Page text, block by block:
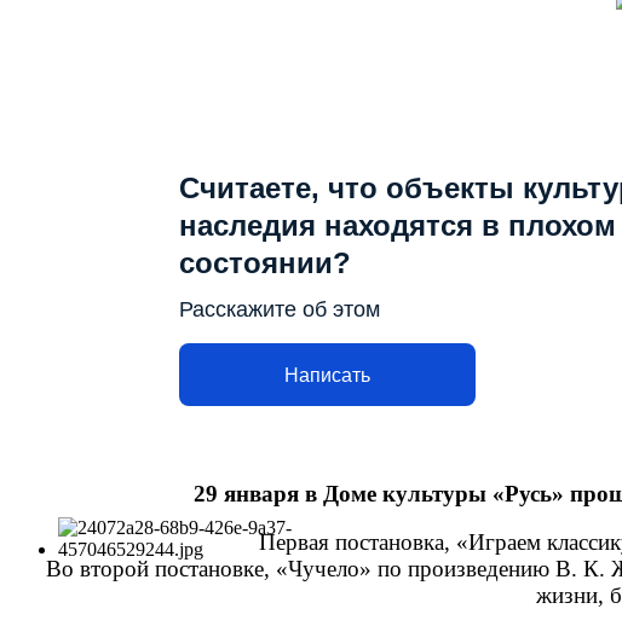
Считаете, что объекты
наследия находятся в плохом
состоянии?
Расскажите об этом
Написать
29 января в Доме культуры «Русь»
Первая постановка, «Играем
Во второй постановке, «Чучело» по произведению В. К.
жизни,